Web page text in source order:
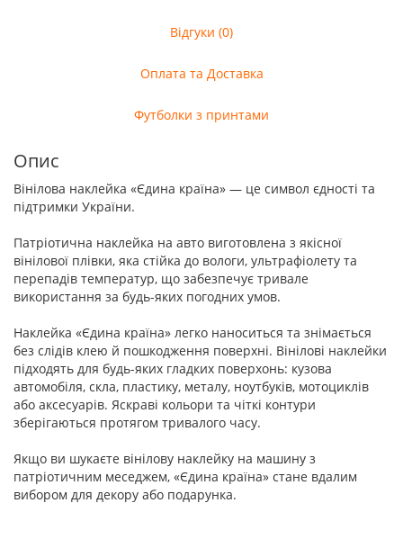
Відгуки (0)
Оплата та Доставка
Футболки з принтами
Опис
Вінілова наклейка «Єдина країна» — це символ єдності та
підтримки України.
Патріотична наклейка на авто виготовлена з якісної
вінілової плівки, яка стійка до вологи, ультрафіолету та
перепадів температур, що забезпечує тривале
використання за будь-яких погодних умов.
Наклейка «Єдина країна» легко наноситься та знімається
без слідів клею й пошкодження поверхні. Вінілові наклейки
підходять для будь-яких гладких поверхонь: кузова
автомобіля, скла, пластику, металу, ноутбуків, мотоциклів
або аксесуарів. Яскраві кольори та чіткі контури
зберігаються протягом тривалого часу.
Якщо ви шукаєте вінілову наклейку на машину з
патріотичним меседжем, «Єдина країна» стане вдалим
вибором для декору або подарунка.